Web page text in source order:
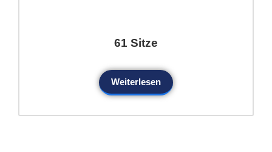
61 Sitze
Weiterlesen